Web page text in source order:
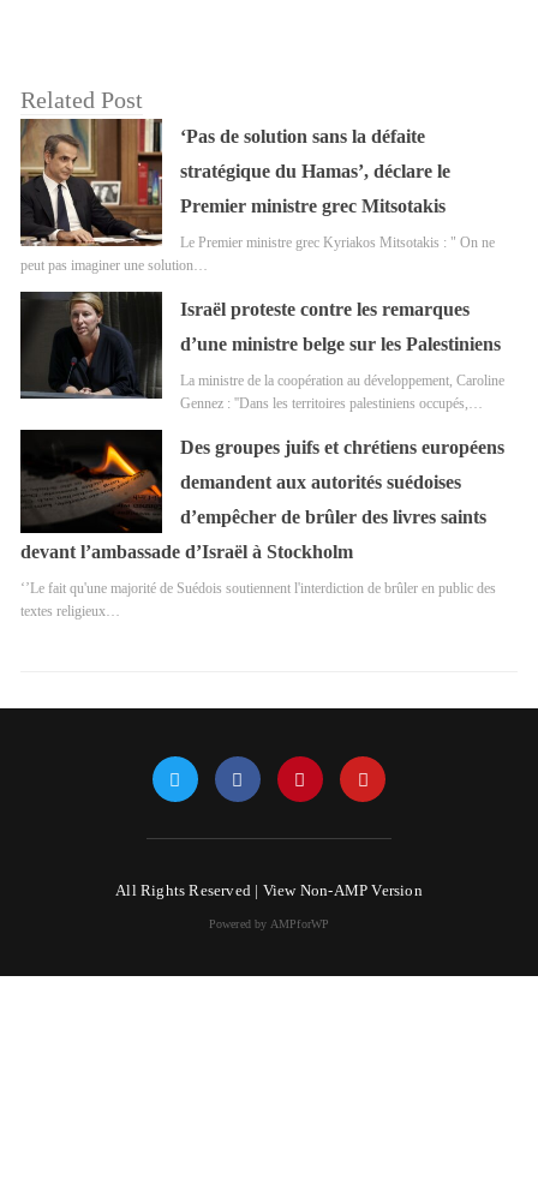
Related Post
‘Pas de solution sans la défaite
stratégique du Hamas’, déclare le
Premier ministre grec Mitsotakis
Le Premier ministre grec Kyriakos Mitsotakis : " On ne
peut pas imaginer une solution…
Israël proteste contre les remarques
d’une ministre belge sur les Palestiniens
La ministre de la coopération au développement, Caroline
Gennez : ''Dans les territoires palestiniens occupés,…
Des groupes juifs et chrétiens européens
demandent aux autorités suédoises
d’empêcher de brûler des livres saints
devant l’ambassade d’Israël à Stockholm
‘’Le fait qu'une majorité de Suédois soutiennent l'interdiction de brûler en public des
textes religieux…
All Rights Reserved | View Non-AMP Version
Powered by AMPforWP